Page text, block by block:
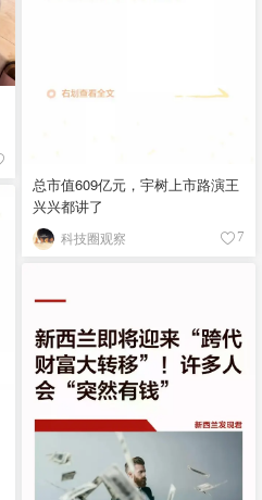
总市值609亿元，宇树上市路演王
兴兴都讲了
科技圈观察 7